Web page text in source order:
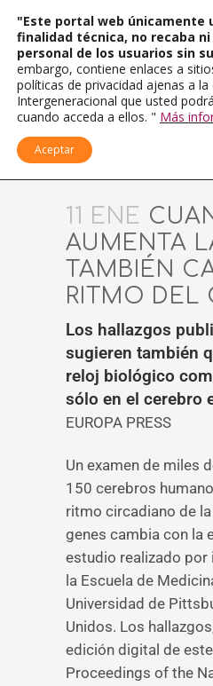
11 ENE
AUMENTA
TAMBIÉN
RITMO DEL
Los hallazgos
sugieren también
reloj biológico
sólo en el cerebro
EUROPA PRESS
Un examen de miles
150 cerebros
ritmo circadiano de
genes cambia con la
estudio realizado
la Escuela de
Universidad de
Unidos. Los
edición digital de
Proceedings of the
"Este portal web únicamente
finalidad técnica, no recaba
personal de los usuarios sin
embargo, contiene enlaces a
políticas de privacidad ajenas a la
Intergeneracional que usted
cuando acceda a ellos. " Más
Aceptar